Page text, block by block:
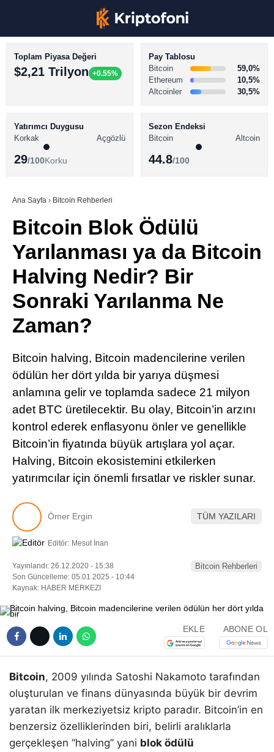
Youtube
TikTok
Telegram
BİTCOİN HABERLERİ
ALTCOİN HABERLERİ
SÖZLÜK
Toplam Piyasa Değeri
$2,21 Trilyon +0.55%
Pay Tablosu
Bitcoin
59,0%
Ethereum
10,5%
Altcoinler
30,5%
Yatırımcı Duygusu
Korkak
Açgözlü
29/100Korku
Sezon Endeksi
Bitcoin
Altcoin
44.8/100
Ana Sayfa › Bitcoin Rehberleri
Bitcoin Blok Ödülü
Yarılanması ya da Bitcoin
Halving Nedir? Bir
Sonraki Yarılanma Ne
Zaman?
Bitcoin halving, Bitcoin madencilerine verilen
ödülün her dört yılda bir yarıya düşmesi
anlamına gelir ve toplamda sadece 21 milyon
adet BTC üretilecektir. Bu olay, Bitcoin’in arzını
kontrol ederek enflasyonu önler ve genellikle
Bitcoin’in fiyatında büyük artışlara yol açar.
Halving, Bitcoin ekosistemini etkilerken
yatırımcılar için önemli fırsatlar ve riskler sunar.
Ömer Ergin TÜM YAZILARI
Editör: Mesut İnan
Yayınlandı: 26.12.2020 - 15:38
Son Güncelleme: 05.01.2025 - 10:44
Kaynak: HABER MERKEZI
Bitcoin Rehberleri
EKLE ABONE OL
Bitcoin, 2009 yılında Satoshi Nakamoto tarafından
oluşturulan ve finans dünyasında büyük bir devrim
yaratan ilk merkeziyetsiz kripto paradır. Bitcoin’in en
benzersiz özelliklerinden biri, belirli aralıklarla
gerçekleşen “halving” yani blok ödülü